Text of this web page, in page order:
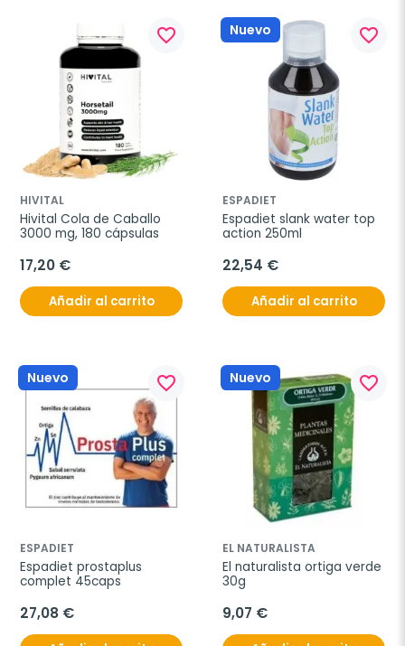
favorite_border
HIVITAL
Hivital Cola de Caballo
3000 mg, 180 cápsulas
17,20 €
Añadir al carrito
Nuevo favorite_border
ESPADIET
Espadiet slank water top
action 250ml
22,54 €
Añadir al carrito
Nuevo favorite_border
ESPADIET
Espadiet prostaplus
complet 45caps
27,08 €
Nuevo favorite_border
EL NATURALISTA
El naturalista ortiga verde
30g
9,07 €